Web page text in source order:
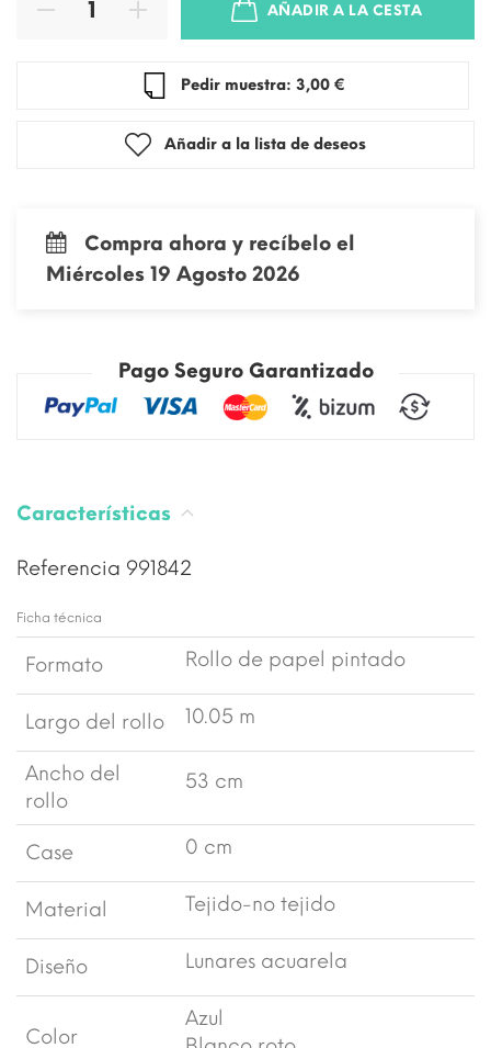
AÑADIR A LA CESTA
Pedir muestra: 3,00 €
Añadir a la lista de deseos
Compra ahora y recíbelo el
Miércoles 19 Agosto 2026
Pago Seguro Garantizado
Características
Referencia 991842
Ficha técnica
Formato Rollo de papel pintado
Largo del rollo 10.05 m
Ancho del
rollo
53 cm
Case 0 cm
Material Tejido-no tejido
Diseño Lunares acuarela
Color
Azul